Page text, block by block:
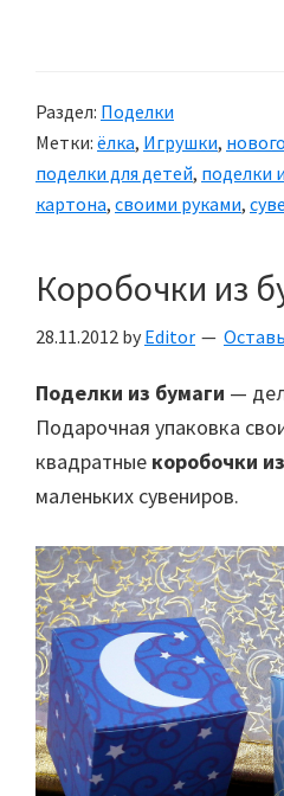
Раздел: Поделки
Метки: ёлка, Игрушки,
поделки для детей, поделки
картона, своими руками,
Коробочки из
28.11.2012 by Editor
Поделки из бумаги —
Подарочная упаковка
квадратные коробочки
маленьких сувениров.